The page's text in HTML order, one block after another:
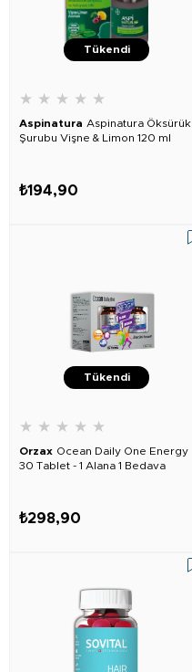
Tükendi
★ ★ ★ ★ ★
Aspinatura Aspinatura Öksürük
Şurubu Vişne & Limon 120 ml
₺194,90
Tükendi
★ ★ ★ ★ ★
Orzax Ocean Daily One Energy
30 Tablet - 1 Alana 1 Bedava
₺298,90